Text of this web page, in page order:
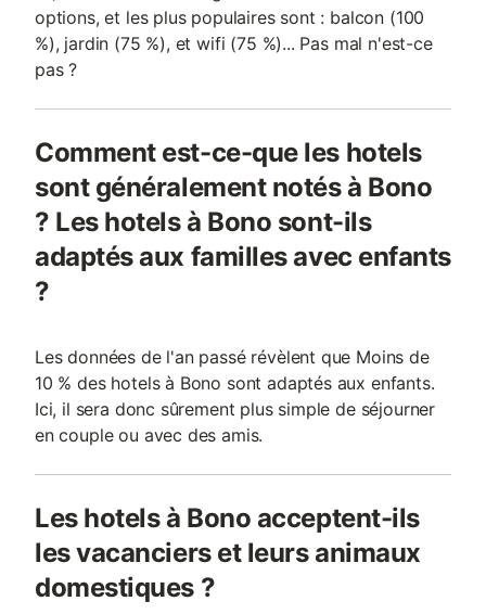
options, et les plus populaires sont : balcon (100
%), jardin (75 %), et wifi (75 %)... Pas mal n'est-ce
pas ?
Comment est-ce-que les hotels
sont généralement notés à Bono
? Les hotels à Bono sont-ils
adaptés aux familles avec enfants
?
Les données de l'an passé révèlent que Moins de
10 % des hotels à Bono sont adaptés aux enfants.
Ici, il sera donc sûrement plus simple de séjourner
en couple ou avec des amis.
Les hotels à Bono acceptent-ils
les vacanciers et leurs animaux
domestiques ?